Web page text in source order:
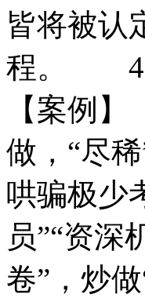
皆将被认
程。 4
【案例
做，“尽
哄骗极少
员”“资深
卷”，炒